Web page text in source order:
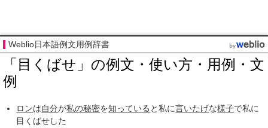
Weblio日本語例文用例辞書
「目くばせ」の例文・使い方・用例・文
例
ロンは自分が私の秘密を知っている と私に言いたげな様子で私に
目くばせした